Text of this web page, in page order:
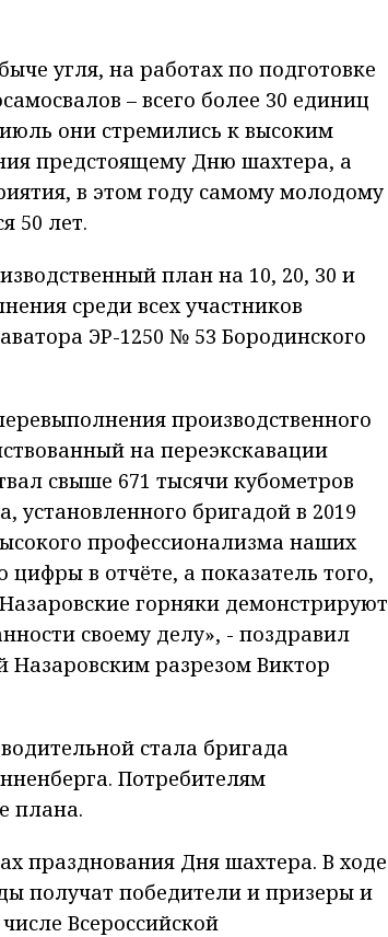
угля, на работах по подготовке
– всего более 30 единиц
они стремились к высоким
предстоящему Дню шахтера, а
в этом году самому молодому
50 лет.
план на 10, 20, 30 и
среди всех участников
ЭР-1250 № 53 Бородинского
производственного
на переэкскавации
свыше 671 тысячи кубометров
бригадой в 2019
профессионализма наших
в отчёте, а показатель того,
горняки демонстрируют
своему делу», - поздравил
разрезом Виктор
стала бригада
Потребителям
плана.
празднования Дня шахтера. В ходе
получат победители и призеры и
Всероссийской